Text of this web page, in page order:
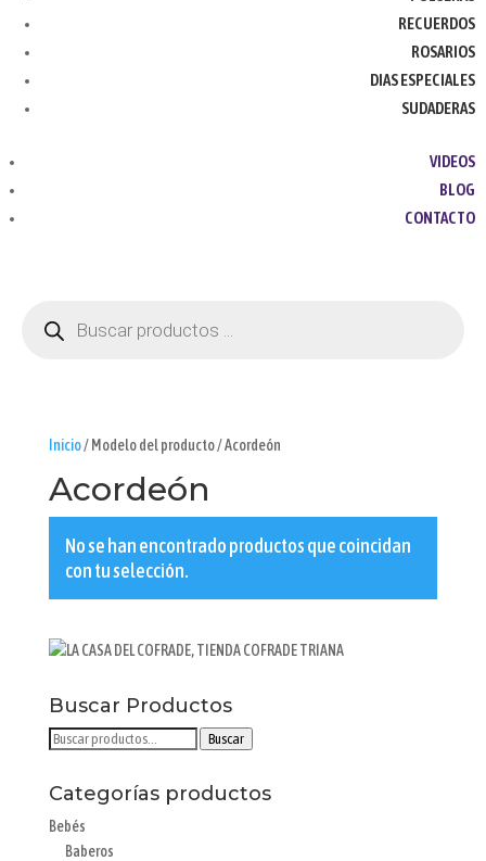
RECUERDOS
ROSARIOS
DIAS ESPECIALES
SUDADERAS
VIDEOS
BLOG
CONTACTO
productos
Inicio/ Modelo del producto / Acordeón
Acordeón
No se han encontrado productos que coincidan
con tu selección.
Buscar Productos
Buscar
Buscar
Categorías productos
Bebés
Baberos